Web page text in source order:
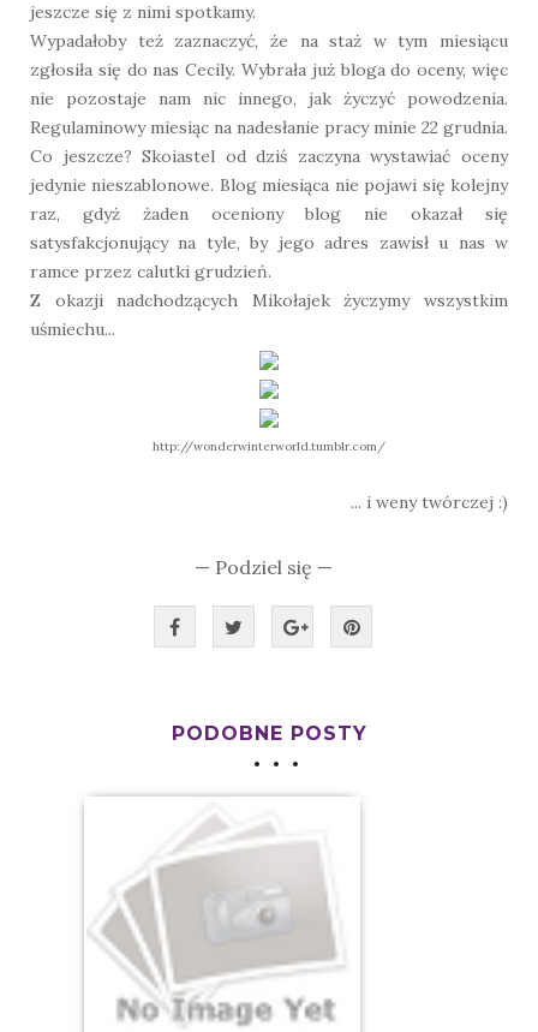
jeszcze się z nimi spotkamy.
Wypadałoby też zaznaczyć, że na staż w tym miesiącu
zgłosiła się do nas Cecily. Wybrała już bloga do oceny, więc
nie pozostaje nam nic innego, jak życzyć powodzenia.
Regulaminowy miesiąc na nadesłanie pracy minie 22 grudnia.
Co jeszcze? Skoiastel od dziś zaczyna wystawiać oceny
jedynie nieszablonowe. Blog miesiąca nie pojawi się kolejny
raz, gdyż żaden oceniony blog nie okazał się
satysfakcjonujący na tyle, by jego adres zawisł u nas w
ramce przez calutki grudzień.
Z okazji nadchodzących Mikołajek życzymy wszystkim
uśmiechu...
http://wonderwinterworld.tumblr.com/
... i weny twórczej :)
— Podziel się —
PODOBNE POSTY